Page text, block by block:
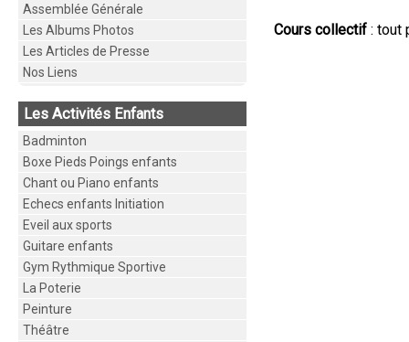
Assemblée Générale
Les Albums Photos
Les Articles de Presse
Nos Liens
Les Activités Enfants
Badminton
Boxe Pieds Poings enfants
Chant ou Piano enfants
Echecs enfants Initiation
Eveil aux sports
Guitare enfants
Gym Rythmique Sportive
La Poterie
Peinture
Théâtre
Cours collectif : tout